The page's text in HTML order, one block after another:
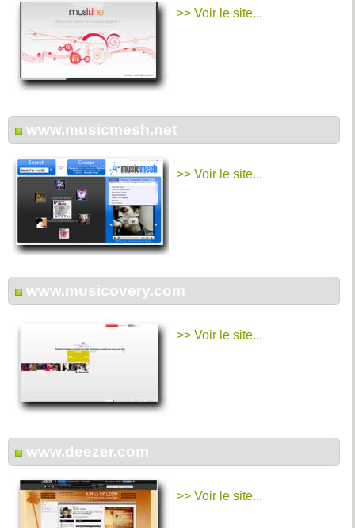
>> Voir le site...
www.musicmesh.net
>> Voir le site...
www.musicovery.com
>> Voir le site...
www.deezer.com
>> Voir le site...